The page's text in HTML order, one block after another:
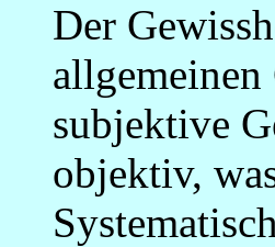
Der
subjektive
objektiv,